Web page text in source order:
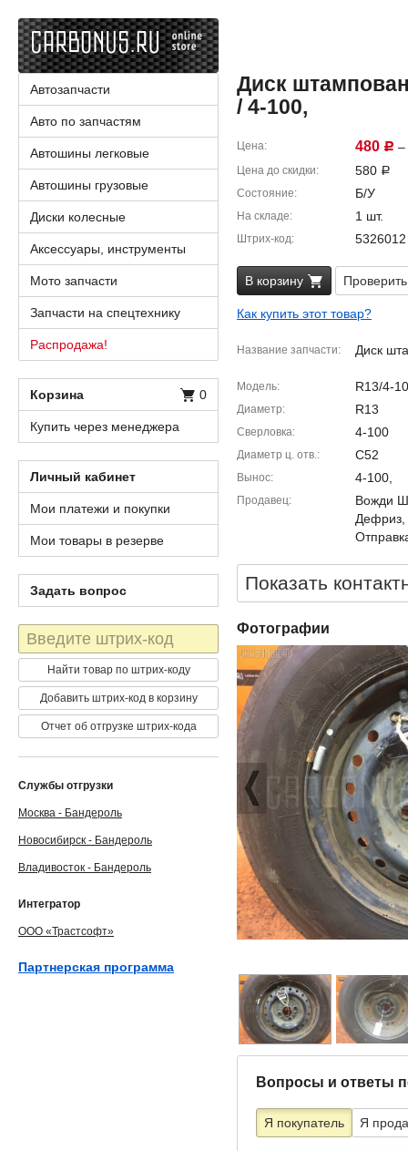
Диск
/ 4-100,
Цена 480 Р –
Цена до скидки 580 Р
Состояние Б/У
На складе 1 шт.
Штрих-код 5326012
В корзину
Как купить этот товар?
Название запчасти Диск
Модель R13/4-
Диаметр R13
Сверловка 4-100
Диаметр ц. отв. C52
Вынос 4-100,
Продавец
Вожди
Дефриз,
Показать
Фотографии
Вопросы и ответы
Я покупатель Я
Автозапчасти
Авто по запчастям
Автошины легковые
Автошины грузовые
Диски колесные
Аксессуары, инструменты
Мото запчасти
Запчасти на спецтехнику
Распродажа!
Корзина 0
Купить через менеджера
Личный кабинет
Мои платежи и покупки
Мои товары в резерве
Задать вопрос
Штрих-
код
Найти товар по штрих-коду
Добавить штрих-код в корзину
Отчет об отгрузке штрих-кода
Службы отгрузки
Москва - Бандероль
Новосибирск - Бандероль
Владивосток - Бандероль
Интегратор
ООО «Трастсофт»
Партнерская программа